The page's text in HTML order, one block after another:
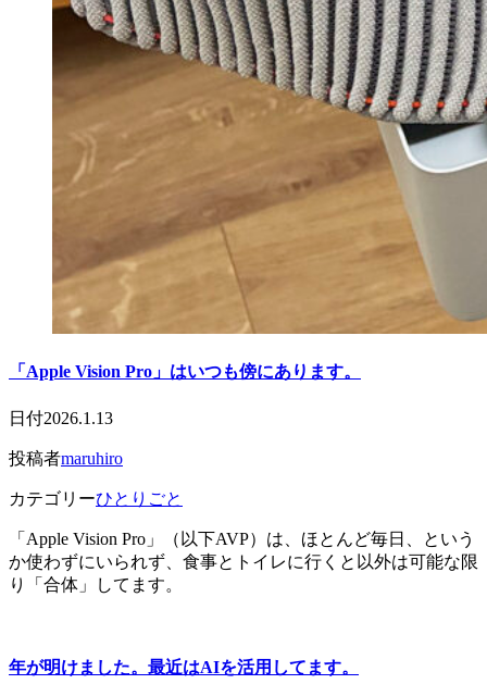
「Apple Vision Pro」はいつも傍にあります。
日付2026.1.13
投稿者maruhiro
カテゴリーひとりごと
「Apple Vision Pro」（以下AVP）は、ほとんど毎日、という
か使わずにいられず、食事とトイレに行くと以外は可能な限
り「合体」してます。
年が明けました。最近はAIを活用してます。